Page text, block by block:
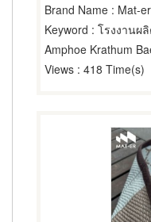
Brand Name : Mat-er
Keyword : โรงงานผ
Amphoe Krathum
Views : 418 Time(s)